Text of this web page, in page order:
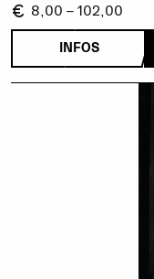
8,00 – 102,00
INFOS